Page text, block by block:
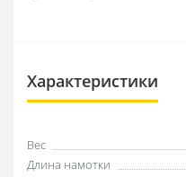
Характеристики
Вес
Длина намотки